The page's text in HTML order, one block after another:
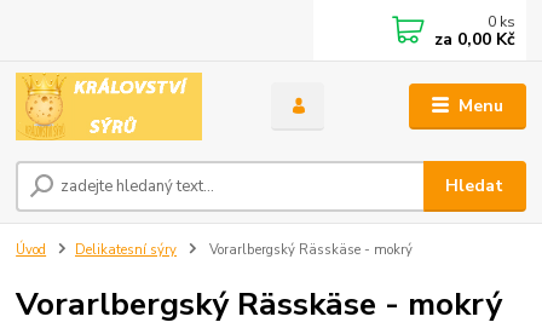
Menu
Hledat
0 ks
za 0,00 Kč
Úvod Delikatesní sýry Vorarlbergský Rässkäse - mokrý
Vorarlbergský Rässkäse - mokrý